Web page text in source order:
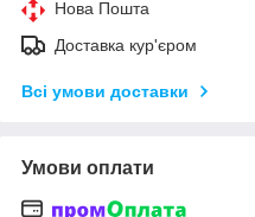
Нова Пошта
Доставка кур'єром
Всі умови доставки
Умови оплати